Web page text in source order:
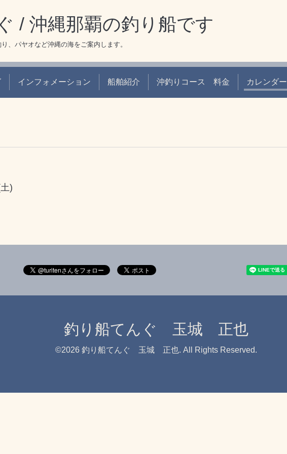
/ 沖縄那覇の釣り船です
、パヤオなど沖縄の海をご案内します。
インフォメーション 船舶紹介 沖釣りコース 料金 カレンダー
)
釣り船てんぐ 玉城 正也
©2026 釣り船てんぐ 玉城 正也. All Rights Reserved.